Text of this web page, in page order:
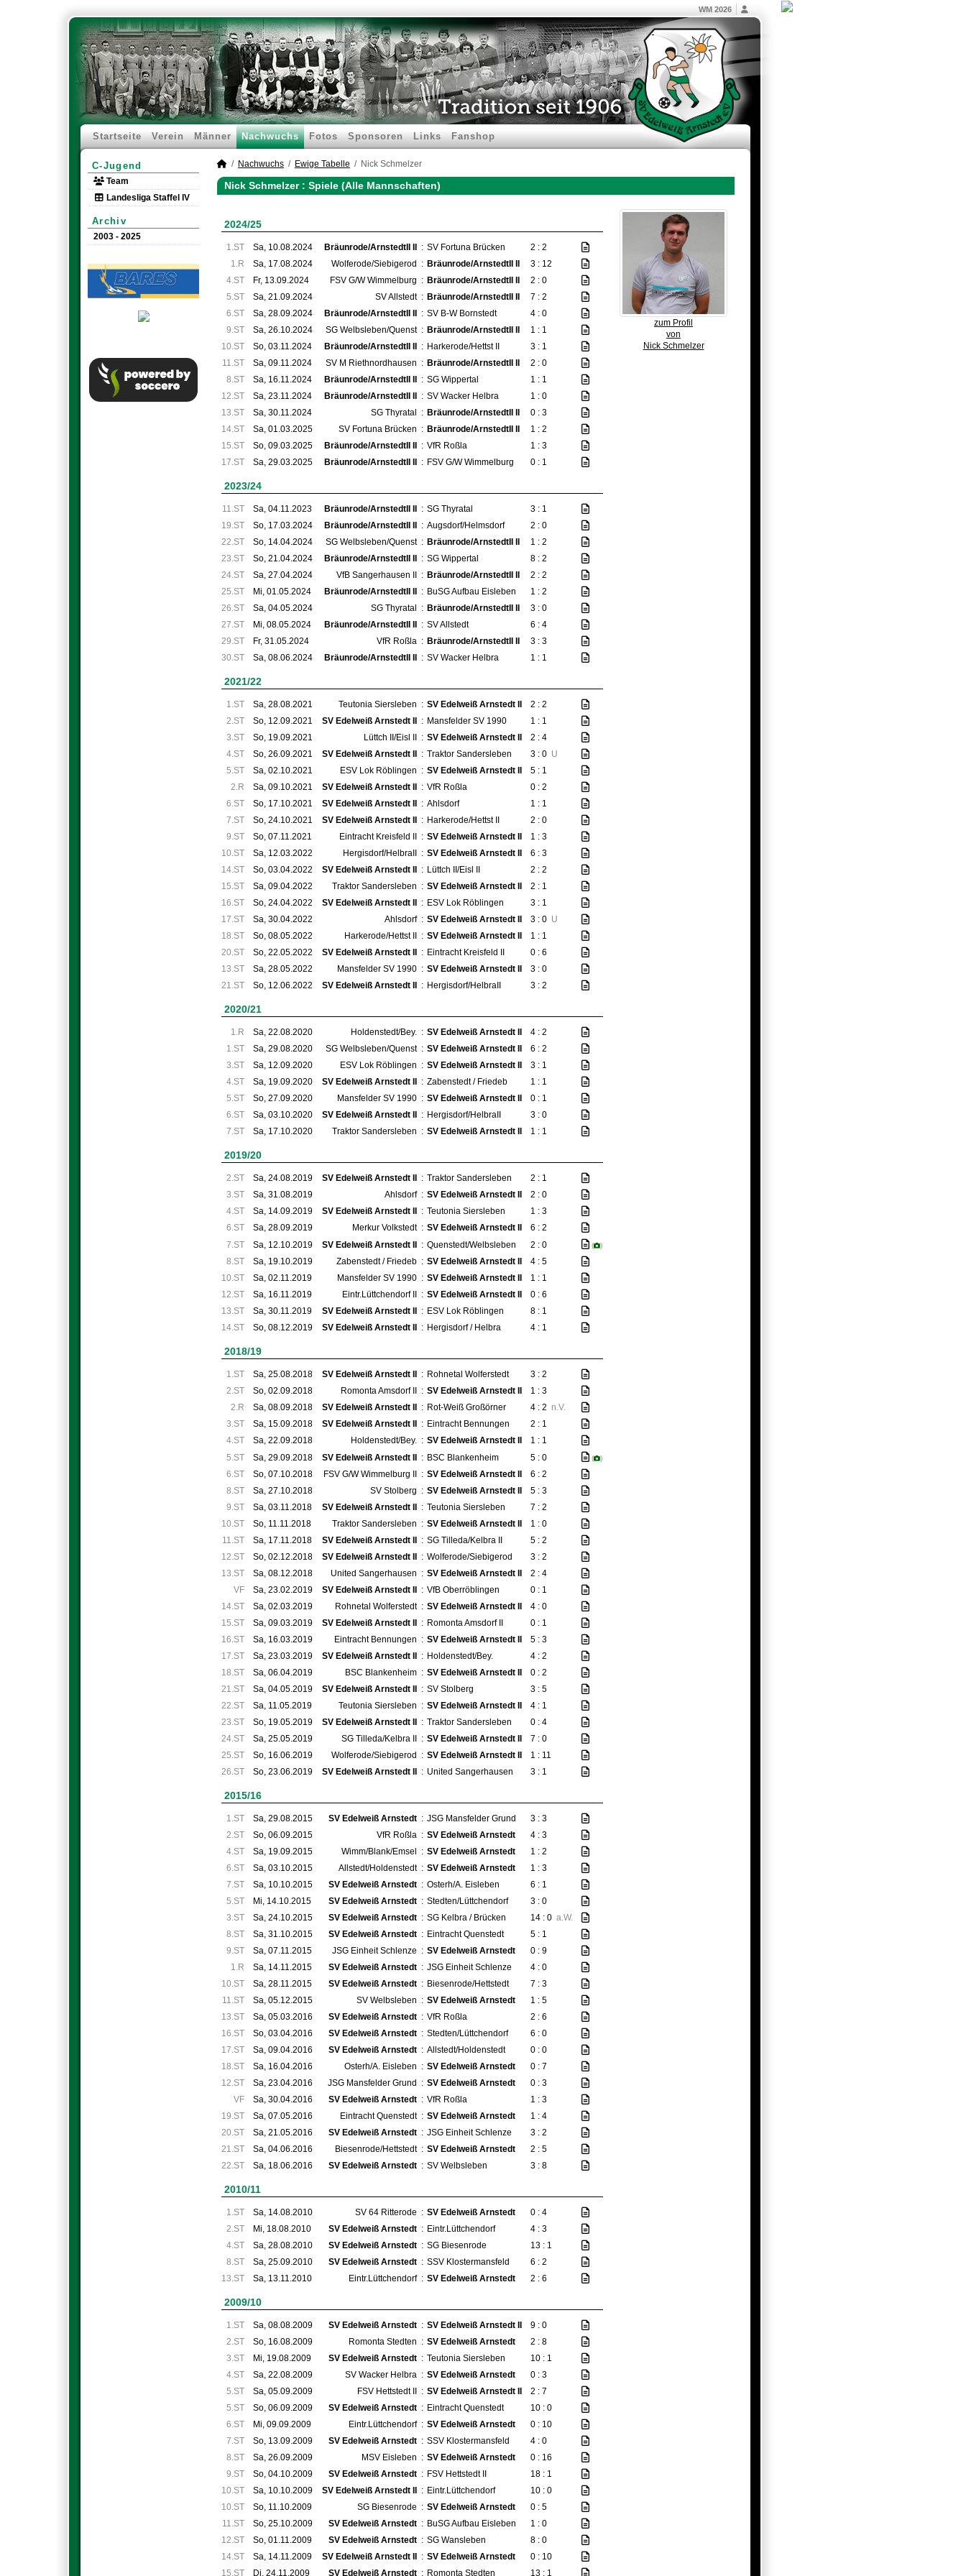
WM 2026
Startseite Verein Männer Nachwuchs Fotos Sponsoren Links Fanshop
C-Jugend
Team
Landesliga Staffel IV
Archiv
2003 - 2025
Nachwuchs Ewige Tabelle Nick Schmelzer
Nick Schmelzer : Spiele (Alle Mannschaften)
zum Profil
von
Nick Schmelzer
2024/25
1.ST Sa, 10.08.2024 Bräunrode/ArnstedtII II : SV Fortuna Brücken
2 : 2
1.R
Sa, 17.08.2024 Wolferode/Siebigerod : Bräunrode/ArnstedtII II
3 : 12
4.ST
Fr, 13.09.2024 FSV G/W Wimmelburg : Bräunrode/ArnstedtII II
2 : 0
5.ST
Sa, 21.09.2024 SV Allstedt : Bräunrode/ArnstedtII II
7 : 2
6.ST
Sa, 28.09.2024 Bräunrode/ArnstedtII II : SV B-W Bornstedt
4 : 0
9.ST
Sa, 26.10.2024 SG Welbsleben/Quenst : Bräunrode/ArnstedtII II
1 : 1
10.ST
So, 03.11.2024 Bräunrode/ArnstedtII II : Harkerode/Hettst II
3 : 1
11.ST
Sa, 09.11.2024 SV M Riethnordhausen : Bräunrode/ArnstedtII II
2 : 0
8.ST
Sa, 16.11.2024 Bräunrode/ArnstedtII II : SG Wippertal
1 : 1
12.ST
Sa, 23.11.2024 Bräunrode/ArnstedtII II : SV Wacker Helbra
1 : 0
13.ST
Sa, 30.11.2024 SG Thyratal : Bräunrode/ArnstedtII II
0 : 3
14.ST
Sa, 01.03.2025 SV Fortuna Brücken : Bräunrode/ArnstedtII II
1 : 2
15.ST
So, 09.03.2025 Bräunrode/ArnstedtII II : VfR Roßla
1 : 3
17.ST
Sa, 29.03.2025 Bräunrode/ArnstedtII II : FSV G/W Wimmelburg 0 : 1
2023/24
11.ST Sa, 04.11.2023 Bräunrode/ArnstedtII II : SG Thyratal
3 : 1
19.ST
So, 17.03.2024 Bräunrode/ArnstedtII II : Augsdorf/Helmsdorf
2 : 0
22.ST
So, 14.04.2024 SG Welbsleben/Quenst : Bräunrode/ArnstedtII II
1 : 2
23.ST
So, 21.04.2024 Bräunrode/ArnstedtII II : SG Wippertal
8 : 2
24.ST
Sa, 27.04.2024 VfB Sangerhausen II : Bräunrode/ArnstedtII II
2 : 2
25.ST
Mi, 01.05.2024 Bräunrode/ArnstedtII II : BuSG Aufbau Eisleben
1 : 2
26.ST
Sa, 04.05.2024 SG Thyratal : Bräunrode/ArnstedtII II
3 : 0
27.ST
Mi, 08.05.2024 Bräunrode/ArnstedtII II : SV Allstedt
6 : 4
29.ST
Fr, 31.05.2024 VfR Roßla : Bräunrode/ArnstedtII II
3 : 3
30.ST
Sa, 08.06.2024 Bräunrode/ArnstedtII II : SV Wacker Helbra 1 : 1
2021/22
1.ST Sa, 28.08.2021 Teutonia Siersleben : SV Edelweiß Arnstedt II
2 : 2
2.ST
So, 12.09.2021 SV Edelweiß Arnstedt II : Mansfelder SV 1990
1 : 1
3.ST
So, 19.09.2021 Lüttch II/Eisl II : SV Edelweiß Arnstedt II
2 : 4
4.ST
So, 26.09.2021 SV Edelweiß Arnstedt II : Traktor Sandersleben 3 : 0 U
5.ST
Sa, 02.10.2021 ESV Lok Röblingen : SV Edelweiß Arnstedt II
5 : 1
2.R
Sa, 09.10.2021 SV Edelweiß Arnstedt II : VfR Roßla
0 : 2
6.ST
So, 17.10.2021 SV Edelweiß Arnstedt II : Ahlsdorf
1 : 1
7.ST
So, 24.10.2021 SV Edelweiß Arnstedt II : Harkerode/Hettst II
2 : 0
9.ST
So, 07.11.2021 Eintracht Kreisfeld II : SV Edelweiß Arnstedt II
1 : 3
10.ST
Sa, 12.03.2022 Hergisdorf/HelbraII : SV Edelweiß Arnstedt II
6 : 3
14.ST
So, 03.04.2022 SV Edelweiß Arnstedt II : Lüttch II/Eisl II
2 : 2
15.ST
Sa, 09.04.2022 Traktor Sandersleben : SV Edelweiß Arnstedt II
2 : 1
16.ST
So, 24.04.2022 SV Edelweiß Arnstedt II : ESV Lok Röblingen
3 : 1
17.ST
Sa, 30.04.2022 Ahlsdorf : SV Edelweiß Arnstedt II 3 : 0 U
18.ST
So, 08.05.2022 Harkerode/Hettst II : SV Edelweiß Arnstedt II
1 : 1
20.ST
So, 22.05.2022 SV Edelweiß Arnstedt II : Eintracht Kreisfeld II
0 : 6
13.ST
Sa, 28.05.2022 Mansfelder SV 1990 : SV Edelweiß Arnstedt II
3 : 0
21.ST
So, 12.06.2022 SV Edelweiß Arnstedt II : Hergisdorf/HelbraII 3 : 2
2020/21
1.R Sa, 22.08.2020 Holdenstedt/Bey. : SV Edelweiß Arnstedt II
4 : 2
1.ST
Sa, 29.08.2020 SG Welbsleben/Quenst : SV Edelweiß Arnstedt II
6 : 2
3.ST
Sa, 12.09.2020 ESV Lok Röblingen : SV Edelweiß Arnstedt II
3 : 1
4.ST
Sa, 19.09.2020 SV Edelweiß Arnstedt II : Zabenstedt / Friedeb
1 : 1
5.ST
So, 27.09.2020 Mansfelder SV 1990 : SV Edelweiß Arnstedt II
0 : 1
6.ST
Sa, 03.10.2020 SV Edelweiß Arnstedt II : Hergisdorf/HelbraII
3 : 0
7.ST
Sa, 17.10.2020 Traktor Sandersleben : SV Edelweiß Arnstedt II 1 : 1
2019/20
2.ST Sa, 24.08.2019 SV Edelweiß Arnstedt II : Traktor Sandersleben
2 : 1
3.ST
Sa, 31.08.2019 Ahlsdorf : SV Edelweiß Arnstedt II
2 : 0
4.ST
Sa, 14.09.2019 SV Edelweiß Arnstedt II : Teutonia Siersleben
1 : 3
6.ST
Sa, 28.09.2019 Merkur Volkstedt : SV Edelweiß Arnstedt II
6 : 2
7.ST
Sa, 12.10.2019 SV Edelweiß Arnstedt II : Quenstedt/Welbsleben 2 : 0 ( )
8.ST Sa, 19.10.2019 Zabenstedt / Friedeb : SV Edelweiß Arnstedt II
4 : 5
10.ST
Sa, 02.11.2019 Mansfelder SV 1990 : SV Edelweiß Arnstedt II
1 : 1
12.ST
Sa, 16.11.2019 Eintr.Lüttchendorf II : SV Edelweiß Arnstedt II
0 : 6
13.ST
Sa, 30.11.2019 SV Edelweiß Arnstedt II : ESV Lok Röblingen
8 : 1
14.ST
So, 08.12.2019 SV Edelweiß Arnstedt II : Hergisdorf / Helbra 4 : 1
2018/19
1.ST Sa, 25.08.2018 SV Edelweiß Arnstedt II : Rohnetal Wolferstedt
3 : 2
2.ST
So, 02.09.2018 Romonta Amsdorf II : SV Edelweiß Arnstedt II
1 : 3
2.R
Sa, 08.09.2018 SV Edelweiß Arnstedt II : Rot-Weiß Großörner 4 : 2 n.V.
3.ST
Sa, 15.09.2018 SV Edelweiß Arnstedt II : Eintracht Bennungen
2 : 1
4.ST
Sa, 22.09.2018 Holdenstedt/Bey. : SV Edelweiß Arnstedt II
1 : 1
5.ST
Sa, 29.09.2018 SV Edelweiß Arnstedt II : BSC Blankenheim 5 : 0 ( )
6.ST So, 07.10.2018 FSV G/W Wimmelburg II : SV Edelweiß Arnstedt II
6 : 2
8.ST
Sa, 27.10.2018 SV Stolberg : SV Edelweiß Arnstedt II
5 : 3
9.ST
Sa, 03.11.2018 SV Edelweiß Arnstedt II : Teutonia Siersleben
7 : 2
10.ST
So, 11.11.2018 Traktor Sandersleben : SV Edelweiß Arnstedt II
1 : 0
11.ST
Sa, 17.11.2018 SV Edelweiß Arnstedt II : SG Tilleda/Kelbra II
5 : 2
12.ST
So, 02.12.2018 SV Edelweiß Arnstedt II : Wolferode/Siebigerod
3 : 2
13.ST
Sa, 08.12.2018 United Sangerhausen : SV Edelweiß Arnstedt II
2 : 4
VF
Sa, 23.02.2019 SV Edelweiß Arnstedt II : VfB Oberröblingen
0 : 1
14.ST
Sa, 02.03.2019 Rohnetal Wolferstedt : SV Edelweiß Arnstedt II
4 : 0
15.ST
Sa, 09.03.2019 SV Edelweiß Arnstedt II : Romonta Amsdorf II
0 : 1
16.ST
Sa, 16.03.2019 Eintracht Bennungen : SV Edelweiß Arnstedt II
5 : 3
17.ST
Sa, 23.03.2019 SV Edelweiß Arnstedt II : Holdenstedt/Bey.
4 : 2
18.ST
Sa, 06.04.2019 BSC Blankenheim : SV Edelweiß Arnstedt II
0 : 2
21.ST
Sa, 04.05.2019 SV Edelweiß Arnstedt II : SV Stolberg
3 : 5
22.ST
Sa, 11.05.2019 Teutonia Siersleben : SV Edelweiß Arnstedt II
4 : 1
23.ST
So, 19.05.2019 SV Edelweiß Arnstedt II : Traktor Sandersleben
0 : 4
24.ST
Sa, 25.05.2019 SG Tilleda/Kelbra II : SV Edelweiß Arnstedt II
7 : 0
25.ST
So, 16.06.2019 Wolferode/Siebigerod : SV Edelweiß Arnstedt II
1 : 11
26.ST
So, 23.06.2019 SV Edelweiß Arnstedt II : United Sangerhausen 3 : 1
2015/16
1.ST Sa, 29.08.2015 SV Edelweiß Arnstedt : JSG Mansfelder Grund
3 : 3
2.ST
So, 06.09.2015 VfR Roßla : SV Edelweiß Arnstedt
4 : 3
4.ST
Sa, 19.09.2015 Wimm/Blank/Emsel : SV Edelweiß Arnstedt
1 : 2
6.ST
Sa, 03.10.2015 Allstedt/Holdenstedt : SV Edelweiß Arnstedt
1 : 3
7.ST
Sa, 10.10.2015 SV Edelweiß Arnstedt : Osterh/A. Eisleben
6 : 1
5.ST
Mi, 14.10.2015 SV Edelweiß Arnstedt : Stedten/Lüttchendorf
3 : 0
3.ST
Sa, 24.10.2015 SV Edelweiß Arnstedt : SG Kelbra / Brücken 14 : 0 a.W.
8.ST
Sa, 31.10.2015 SV Edelweiß Arnstedt : Eintracht Quenstedt
5 : 1
9.ST
Sa, 07.11.2015 JSG Einheit Schlenze : SV Edelweiß Arnstedt
0 : 9
1.R
Sa, 14.11.2015 SV Edelweiß Arnstedt : JSG Einheit Schlenze
4 : 0
10.ST
Sa, 28.11.2015 SV Edelweiß Arnstedt : Biesenrode/Hettstedt
7 : 3
11.ST
Sa, 05.12.2015 SV Welbsleben : SV Edelweiß Arnstedt
1 : 5
13.ST
Sa, 05.03.2016 SV Edelweiß Arnstedt : VfR Roßla
2 : 6
16.ST
So, 03.04.2016 SV Edelweiß Arnstedt : Stedten/Lüttchendorf
6 : 0
17.ST
Sa, 09.04.2016 SV Edelweiß Arnstedt : Allstedt/Holdenstedt
0 : 0
18.ST
Sa, 16.04.2016 Osterh/A. Eisleben : SV Edelweiß Arnstedt
0 : 7
12.ST
Sa, 23.04.2016 JSG Mansfelder Grund : SV Edelweiß Arnstedt
0 : 3
VF
Sa, 30.04.2016 SV Edelweiß Arnstedt : VfR Roßla
1 : 3
19.ST
Sa, 07.05.2016 Eintracht Quenstedt : SV Edelweiß Arnstedt
1 : 4
20.ST
Sa, 21.05.2016 SV Edelweiß Arnstedt : JSG Einheit Schlenze
3 : 2
21.ST
Sa, 04.06.2016 Biesenrode/Hettstedt : SV Edelweiß Arnstedt
2 : 5
22.ST
Sa, 18.06.2016 SV Edelweiß Arnstedt : SV Welbsleben 3 : 8
2010/11
1.ST Sa, 14.08.2010 SV 64 Ritterode : SV Edelweiß Arnstedt
0 : 4
2.ST
Mi, 18.08.2010 SV Edelweiß Arnstedt : Eintr.Lüttchendorf
4 : 3
4.ST
Sa, 28.08.2010 SV Edelweiß Arnstedt : SG Biesenrode
13 : 1
8.ST
Sa, 25.09.2010 SV Edelweiß Arnstedt : SSV Klostermansfeld
6 : 2
13.ST
Sa, 13.11.2010 Eintr.Lüttchendorf : SV Edelweiß Arnstedt 2 : 6
2009/10
1.ST Sa, 08.08.2009 SV Edelweiß Arnstedt : SV Edelweiß Arnstedt II
9 : 0
2.ST
So, 16.08.2009 Romonta Stedten : SV Edelweiß Arnstedt
2 : 8
3.ST
Mi, 19.08.2009 SV Edelweiß Arnstedt : Teutonia Siersleben
10 : 1
4.ST
Sa, 22.08.2009 SV Wacker Helbra : SV Edelweiß Arnstedt
0 : 3
5.ST
Sa, 05.09.2009 FSV Hettstedt II : SV Edelweiß Arnstedt II
2 : 7
5.ST
So, 06.09.2009 SV Edelweiß Arnstedt : Eintracht Quenstedt
10 : 0
6.ST
Mi, 09.09.2009 Eintr.Lüttchendorf : SV Edelweiß Arnstedt
0 : 10
7.ST
So, 13.09.2009 SV Edelweiß Arnstedt : SSV Klostermansfeld
4 : 0
8.ST
Sa, 26.09.2009 MSV Eisleben : SV Edelweiß Arnstedt
0 : 16
9.ST
So, 04.10.2009 SV Edelweiß Arnstedt : FSV Hettstedt II
18 : 1
10.ST
Sa, 10.10.2009 SV Edelweiß Arnstedt II : Eintr.Lüttchendorf
10 : 0
10.ST
So, 11.10.2009 SG Biesenrode : SV Edelweiß Arnstedt
0 : 5
11.ST
So, 25.10.2009 SV Edelweiß Arnstedt : BuSG Aufbau Eisleben
1 : 0
12.ST
So, 01.11.2009 SV Edelweiß Arnstedt : SG Wansleben
8 : 0
14.ST
Sa, 14.11.2009 SV Edelweiß Arnstedt II : SV Edelweiß Arnstedt
0 : 10
15.ST
Di, 24.11.2009 SV Edelweiß Arnstedt : Romonta Stedten 13 : 1